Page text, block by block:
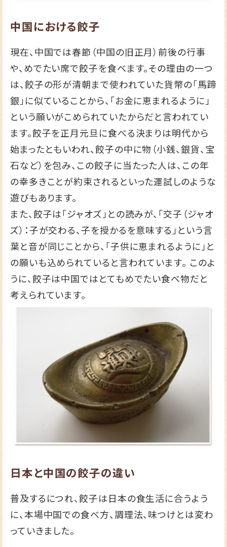
中国における餃子
現在、中国では春節（中国の旧正月）前後の行事
や、めでたい席で餃子を食べます。その理由の一つ
は、餃子の形が清朝まで使われていた貨幣の「馬蹄
銀」に似ていることから、「お金に恵まれるように」
という願いがこめられていたからだと言われてい
ます。餃子を正月元旦に食べる決まりは明代から
始まったともいわれ、餃子の中に物（小銭、銀貨、宝
石など）を包み、この餃子に当たった人は、この年
の幸多きことが約束されるといった運試しのような
遊びもあります。
また、餃子は「ジャオズ」との読みが、「交子（ジャオ
ズ）：子が交わる、子を授かるを意味する」という言
葉と音が同じことから、「子供に恵まれるように」と
の願いも込められていると言われています。 このよ
うに、餃子は中国ではとてもめでたい食べ物だと
考えられています。
日本と中国の餃子の違い
普及するにつれ、餃子は日本の食生活に合うよう
に、本場中国での食べ方、調理法、味つけとは変わ
っていきました。